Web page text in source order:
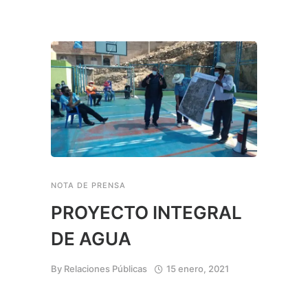
NOTA DE PRENSA
PROYECTO INTEGRAL
DE AGUA
By Relaciones Públicas 15 enero, 2021